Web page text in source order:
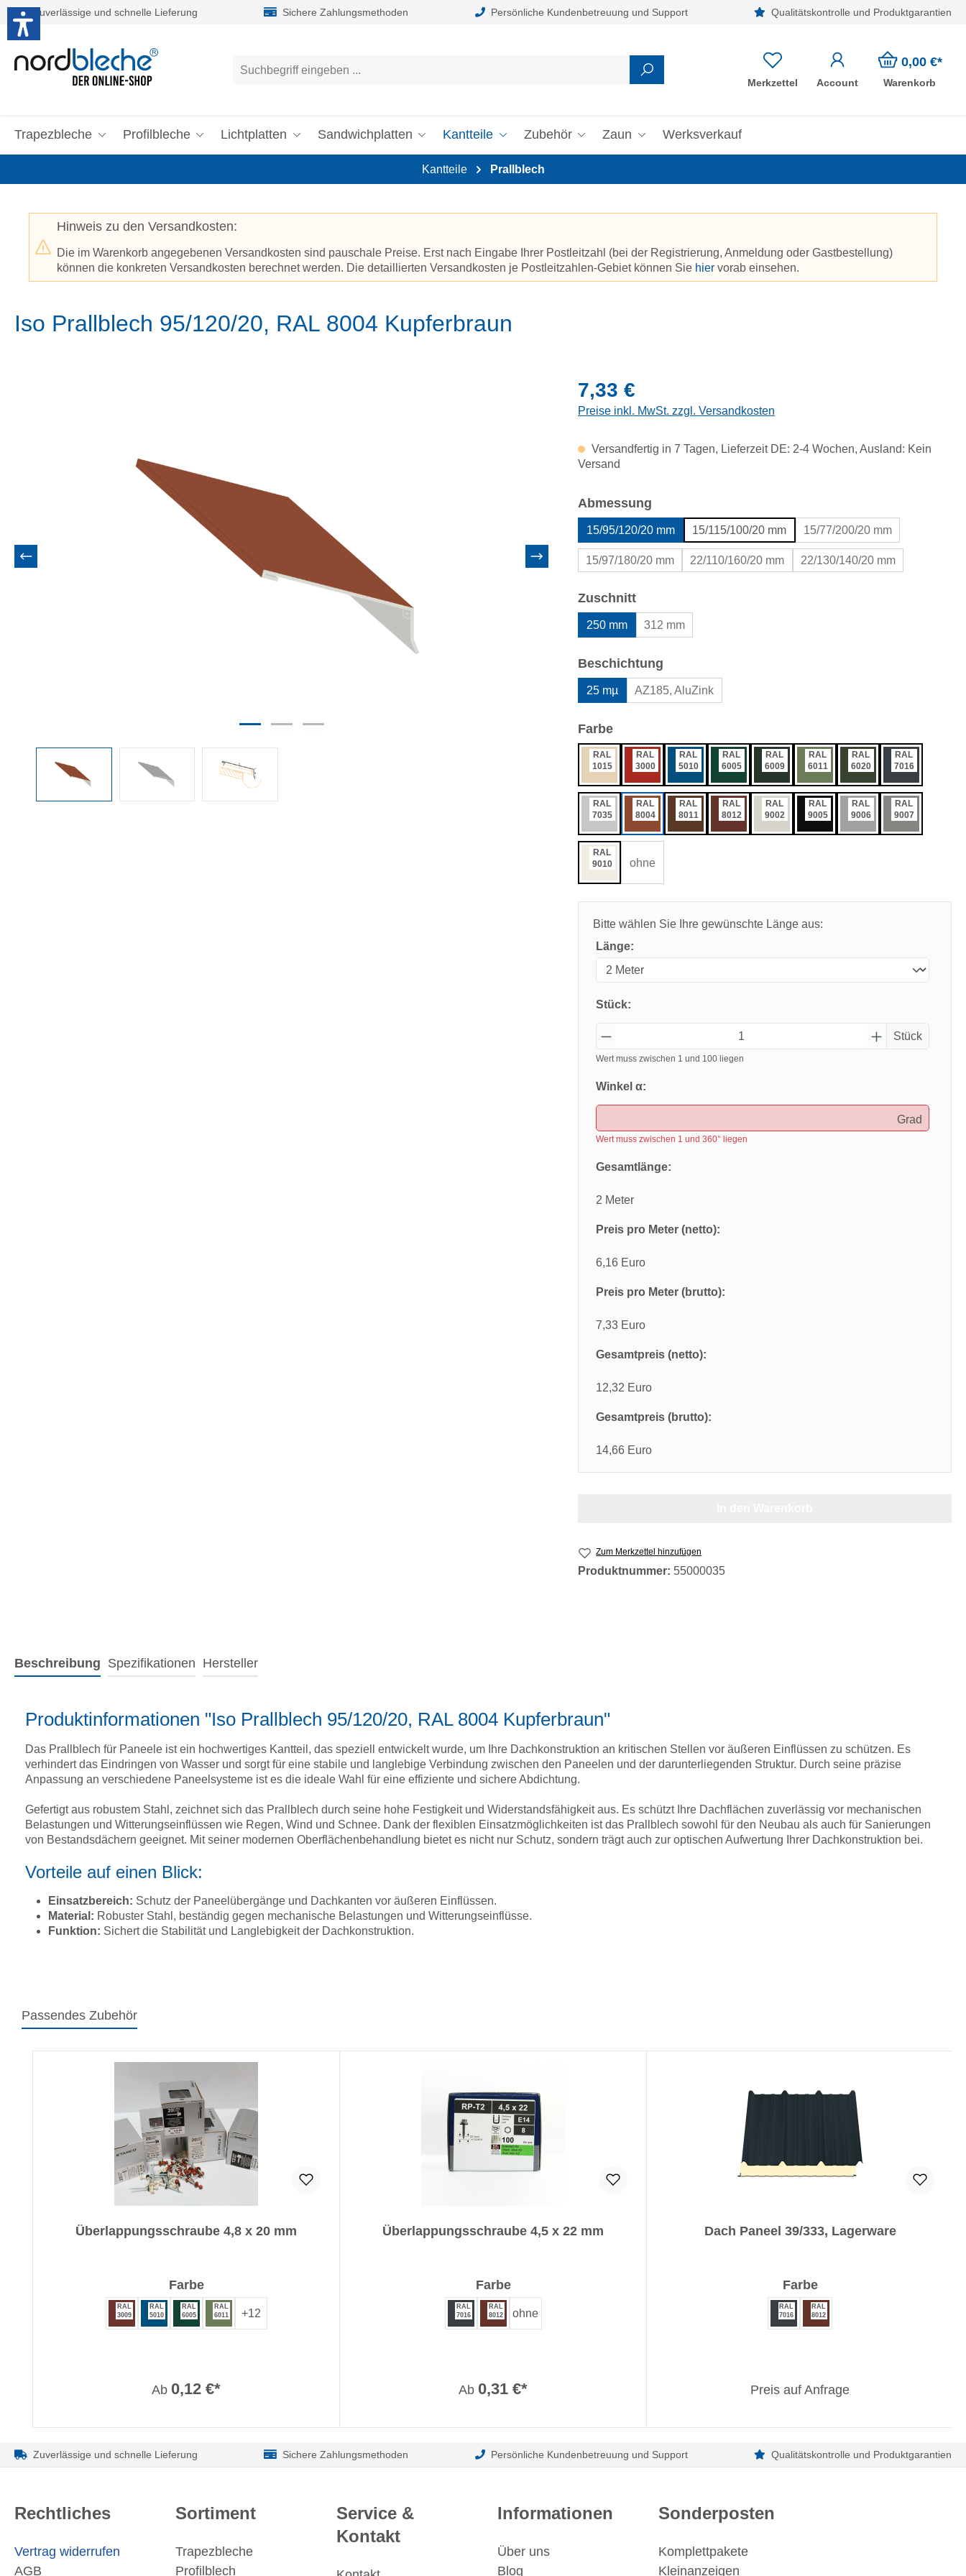
Hauptinhalt springen
Zur Suche springen
Zuverlässige und schnelle Lieferung Sichere Zahlungsmethoden Persönliche Kundenbetreuung und Support Qualitätskontrolle und Produktgarantien
Merkzettel Account
0,00 €*
Warenkorb
Trapezbleche Profilbleche Lichtplatten Sandwichplatten Kantteile Zubehör Zaun Werksverkauf
Kantteile Prallblech
Hinweis zu den Versandkosten:
Die im Warenkorb angegebenen Versandkosten sind pauschale Preise. Erst nach Eingabe Ihrer Postleitzahl (bei der Registrierung, Anmeldung oder Gastbestellung)
können die konkreten Versandkosten berechnet werden. Die detaillierten Versandkosten je Postleitzahlen-Gebiet können Sie hier vorab einsehen.
Iso Prallblech 95/120/20, RAL 8004 Kupferbraun
Regulärer Preis:
7,33 €
Preise inkl. MwSt. zzgl. Versandkosten
Versandfertig in 7 Tagen, Lieferzeit DE: 2-4 Wochen, Ausland: Kein
Versand
Abmessung
15/95/120/20 mm 15/115/100/20 mm 15/77/200/20 mm
15/97/180/20 mm 22/110/160/20 mm 22/130/140/20 mm
Zuschnittauswählen
250 mm 312 mm
Beschichtung
25 mµ AZ185, AluZink
Farbeauswählen
RAL
1015
RAL
3000
RAL
5010
RAL
6005
RAL
6009
RAL
6011
RAL
6020
RAL
7016
RAL
7035
RAL
8004
RAL
8011
RAL
8012
RAL
9002
RAL
9005
RAL
9006
RAL
9007
RAL
9010
ohne
Bitte wählen Sie Ihre gewünschte Länge aus:
Länge:
Stück:
Stück
Wert muss zwischen 1 und 100 liegen
Winkel α:
Grad
Wert muss zwischen 1 und 360° liegen
Gesamtlänge:
2 Meter
Preis pro Meter (netto):
6,16 Euro
Preis pro Meter (brutto):
7,33 Euro
Gesamtpreis (netto):
12,32 Euro
Gesamtpreis (brutto):
14,66 Euro
Zum Merkzettel hinzufügen
Produktnummer: 55000035
Beschreibung Spezifikationen Hersteller
Produktinformationen "Iso Prallblech 95/120/20, RAL 8004 Kupferbraun"
Das Prallblech für Paneele ist ein hochwertiges Kantteil, das speziell entwickelt wurde, um Ihre Dachkonstruktion an kritischen Stellen vor äußeren Einflüssen zu schützen. Es
verhindert das Eindringen von Wasser und sorgt für eine stabile und langlebige Verbindung zwischen den Paneelen und der darunterliegenden Struktur. Durch seine präzise
Anpassung an verschiedene Paneelsysteme ist es die ideale Wahl für eine effiziente und sichere Abdichtung.
Gefertigt aus robustem Stahl, zeichnet sich das Prallblech durch seine hohe Festigkeit und Widerstandsfähigkeit aus. Es schützt Ihre Dachflächen zuverlässig vor mechanischen
Belastungen und Witterungseinflüssen wie Regen, Wind und Schnee. Dank der flexiblen Einsatzmöglichkeiten ist das Prallblech sowohl für den Neubau als auch für Sanierungen
von Bestandsdächern geeignet. Mit seiner modernen Oberflächenbehandlung bietet es nicht nur Schutz, sondern trägt auch zur optischen Aufwertung Ihrer Dachkonstruktion bei.
Vorteile auf einen Blick:
Einsatzbereich: Schutz der Paneelübergänge und Dachkanten vor äußeren Einflüssen.
Material: Robuster Stahl, beständig gegen mechanische Belastungen und Witterungseinflüsse.
Funktion: Sichert die Stabilität und Langlebigkeit der Dachkonstruktion.
Passendes Zubehör
Überlappungsschraube 4,8 x 20 mm
Farbeauswählen
RAL
3009
RAL
5010
RAL
6005
RAL
6011
+12
Ab 0,12 €*
Überlappungsschraube 4,5 x 22 mm
Farbeauswählen
RAL
7016
RAL
8012
ohne
Ab 0,31 €*
Dach Paneel 39/333, Lagerware
Farbeauswählen
RAL
7016
RAL
8012
Preis auf Anfrage
Zuverlässige und schnelle Lieferung Sichere Zahlungsmethoden Persönliche Kundenbetreuung und Support Qualitätskontrolle und Produktgarantien
Rechtliches
Vertrag widerrufen
AGB
Sortiment
Trapezbleche
Profilblech
Service &
Kontakt
Informationen
Über uns
Blog
Sonderposten
Komplettpakete
Kleinanzeigen